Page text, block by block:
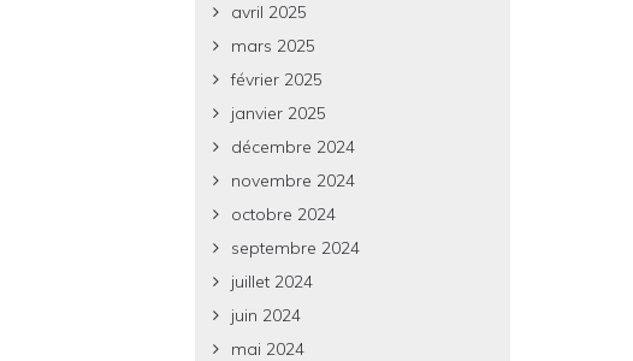
avril 2025
mars 2025
février 2025
janvier 2025
décembre 2024
novembre 2024
octobre 2024
septembre 2024
juillet 2024
juin 2024
mai 2024